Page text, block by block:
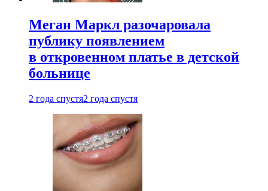
Меган Маркл разочаровала
публику появлением
в откровенном платье в детской
больнице
2 года спустя2 года спустя